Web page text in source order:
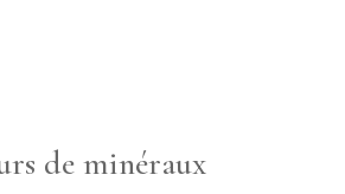
de minéraux